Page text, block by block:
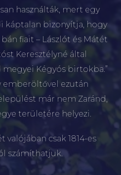
használták, mert egy
káptalan bizonyítja, hogy
fiait – Lászlót és Mátét
Keresztélyné által
Kégyós birtokba.”
emberöltővel ezután
már nem Zaránd,
területére helyezi.
csak 1814-es
számíthatjuk.